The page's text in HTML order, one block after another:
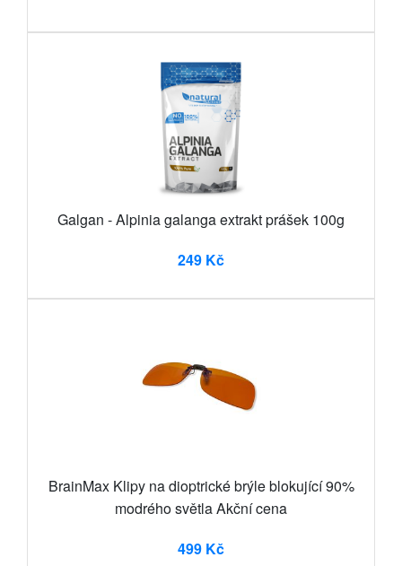
Galgan - Alpinia galanga extrakt prášek 100g
249 Kč
BrainMax Klipy na dioptrické brýle blokující 90%
modrého světla Akční cena
499 Kč